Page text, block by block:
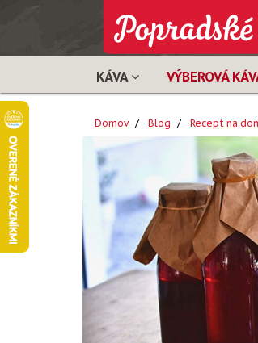
KÁVA VÝBEROVÁ
Domov Blog Recept na